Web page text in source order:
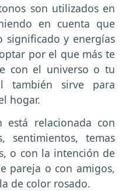
son utilizados en
en cuenta que
significado y energías
por el que más te
con el universo o tu
también sirve para
hogar.
relacionada con
sentimientos, temas
o con la intención de
pareja o con amigos,
de color rosado.